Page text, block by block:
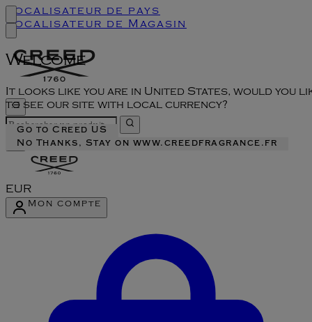
Welcome
It looks like you are in United States, would you
to see our site with local currency?
Go to Creed US
No Thanks, Stay on www.creedfragrance.fr
Localisateur de pays
Localisateur de Magasin
EUR
Mon compte